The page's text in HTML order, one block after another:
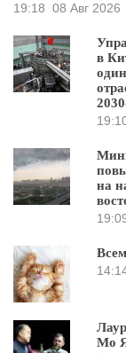
19:18 08 Авг 2026
в
на
Мо